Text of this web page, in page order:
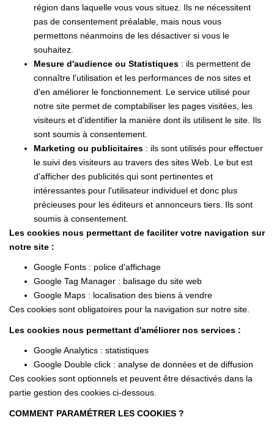
région dans laquelle vous vous situez. Ils ne nécessitent
pas de consentement préalable, mais nous vous
permettons néanmoins de les désactiver si vous le
souhaitez.
Mesure d'audience ou Statistiques : ils permettent de
connaître l'utilisation et les performances de nos sites et
d'en améliorer le fonctionnement. Le service utilisé pour
notre site permet de comptabiliser les pages visitées, les
visiteurs et d'identifier la manière dont ils utilisent le site. Ils
sont soumis à consentement.
Marketing ou publicitaires : ils sont utilisés pour effectuer
le suivi des visiteurs au travers des sites Web. Le but est
d'afficher des publicités qui sont pertinentes et
intéressantes pour l'utilisateur individuel et donc plus
précieuses pour les éditeurs et annonceurs tiers. Ils sont
soumis à consentement.
Les cookies nous permettant de faciliter votre navigation sur
notre site :
Google Fonts : police d'affichage
Google Tag Manager : balisage du site web
Google Maps : localisation des biens à vendre
Ces cookies sont obligatoires pour la navigation sur notre site.
Les cookies nous permettant d'améliorer nos services :
Google Analytics : statistiques
Google Double click : analyse de données et de diffusion
Ces cookies sont optionnels et peuvent être désactivés dans la
partie gestion des cookies ci-dessous.
COMMENT PARAMÉTRER LES COOKIES ?